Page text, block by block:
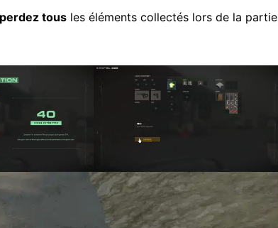
tous les éléments collectés lors de la partie